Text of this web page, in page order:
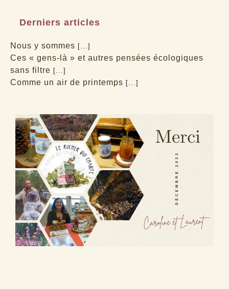
Derniers articles
Nous y sommes [...]
Ces « gens-là » et autres pensées écologiques
sans filtre [...]
Comme un air de printemps [...]